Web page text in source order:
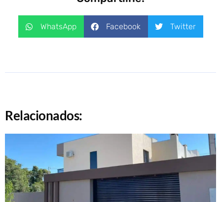
WhatsApp Facebook Twitter
Relacionados: